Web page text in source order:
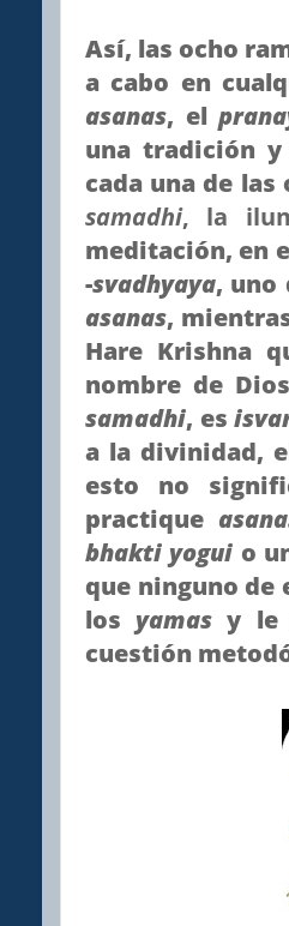
Así, las ocho
a cabo en
asanas, el
una tradición
cada una de las
samadhi, la
meditación, en
-svadhyaya, uno
asanas,
Hare Krishna
nombre de
samadhi, es
a la divinidad,
esto no
practique
bhakti yogui o
que ninguno de
los yamas y le
cuestión